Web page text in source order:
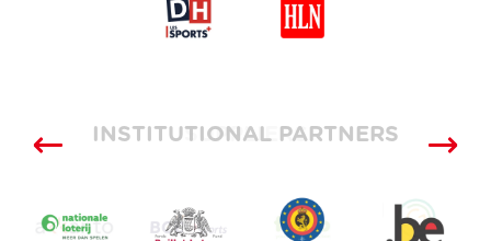
SUPPLIERS
INSTITUTIONAL PARTNERS